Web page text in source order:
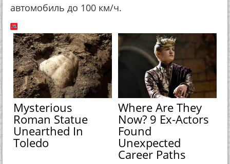
автомобиль до 100 км/ч.
Mysterious
Roman Statue
Unearthed In
Toledo
Where Are They
Now? 9 Ex-Actors
Found
Unexpected
Career Paths